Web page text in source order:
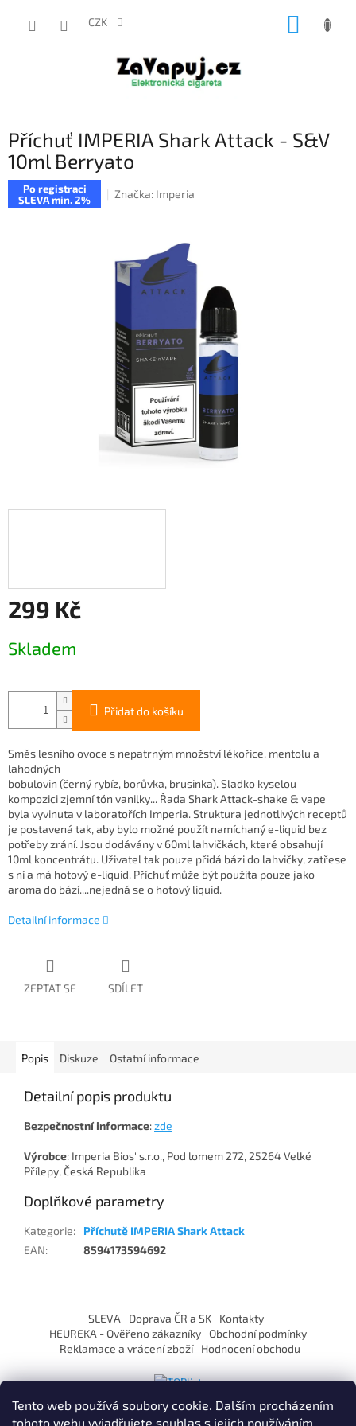
Tento web používá soubory cookie. Dalším procházením
tohoto webu vyjadřujete souhlas s jejich používáním.
CZK
Příchuť IMPERIA Shark Attack - S&V
10ml Berryato
Po registraci
SLEVA min. 2%
Značka: Imperia
299 Kč
cena:
Skladem
Přidat do košíku
Směs lesního ovoce s nepatrným množství lékořice, mentolu a
lahodných
bobulovin (černý rybíz, borůvka, brusinka). Sladko kyselou
kompozici zjemní tón vanilky... Řada Shark Attack-shake & vape
byla vyvinuta v laboratořích Imperia. Struktura jednotlivých receptů
je postavená tak, aby bylo možné použít namíchaný e-liquid bez
potřeby zrání. Jsou dodávány v 60ml lahvičkách, které obsahují
10ml koncentrátu. Uživatel tak pouze přidá bázi do lahvičky, zatřese
s ní a má hotový e-liquid. Příchuť může být použita pouze jako
aroma do bází....nejedná se o hotový liquid.
Detailní informace
ZEPTAT SE SDÍLET
Popis Diskuze Ostatní informace
Detailní popis produktu
Bezpečnostní informace:zde
Výrobce: Imperia Bios' s.r.o., Pod lomem 272, 25264 Velké
Přílepy, Česká Republika
Doplňkové parametry
Kategorie:
Příchutě IMPERIA Shark Attack
EAN: 8594173594692
í
SLEVA Doprava ČR a SK
Kontakty
HEUREKA - Ověřeno zákazníky
Obchodní podmínky
Reklamace a vrácení zboží
Hodnocení obchodu